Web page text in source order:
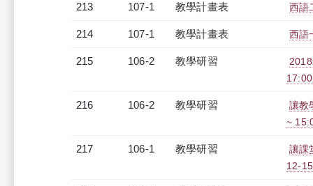
213 107-1 教學計畫表 西語
214 107-1 教學計畫表 西語
215 106-2 教學研習
216 106-2 教學研習
讓教
~
217 106-1 教學研習
讓課
12-